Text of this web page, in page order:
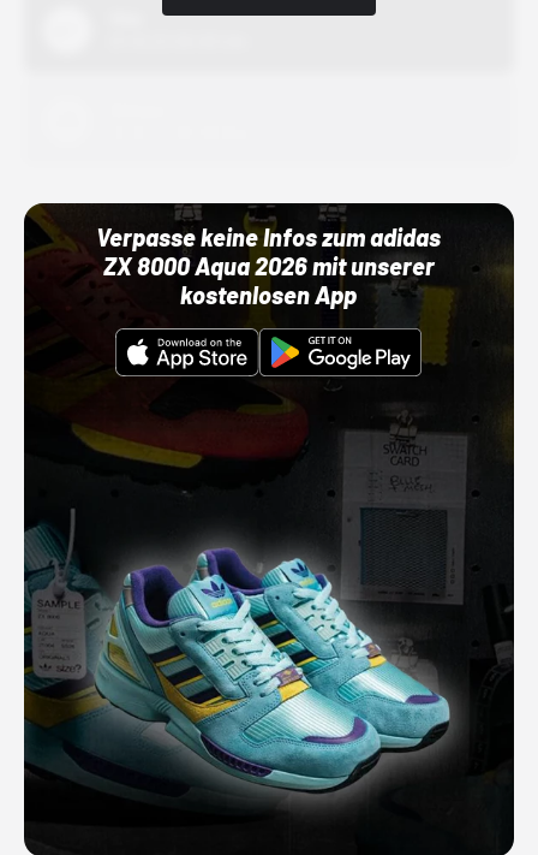
Verpasse keine Infos zum adidas
ZX 8000 Aqua 2026 mit unserer
kostenlosen App